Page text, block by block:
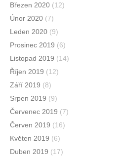
Březen 2020 (12)
Únor 2020 (7)
Leden 2020 (9)
Prosinec 2019 (6)
Listopad 2019 (14)
Říjen 2019 (12)
Září 2019 (8)
Srpen 2019 (9)
Červenec 2019 (7)
Červen 2019 (16)
Květen 2019 (6)
Duben 2019 (17)